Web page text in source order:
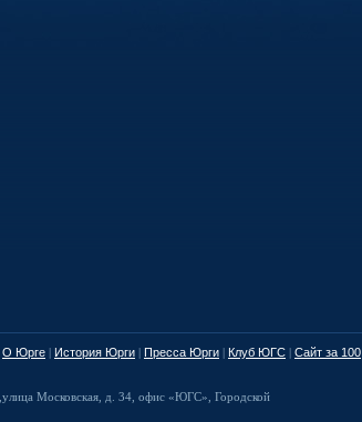
О Юрге | История Юрги | Пресса Юрги | Клуб ЮГС | Сайт за 100
улица Московская, д. 34 офис «ЮГС», Городской